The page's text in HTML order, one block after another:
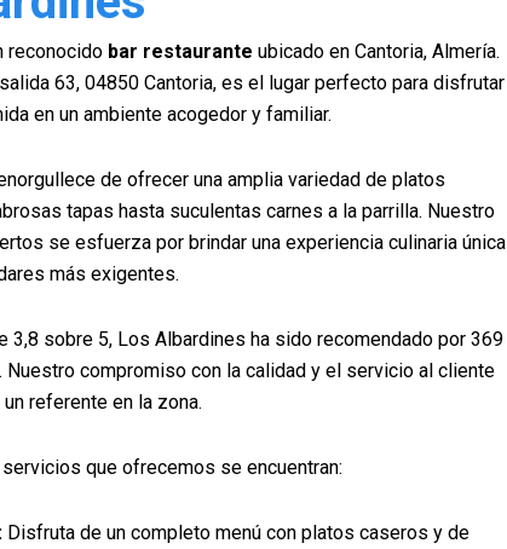
reconocido bar restaurante ubicado en Cantoria, Almería.
63, 04850 Cantoria, es el lugar perfecto para disfrutar
en un ambiente acogedor y familiar.
de ofrecer una amplia variedad de platos
tapas hasta suculentas carnes a la parrilla. Nuestro
se esfuerza por brindar una experiencia culinaria única
más exigentes.
3,8 sobre 5, Los Albardines ha sido recomendado por 369
compromiso con la calidad y el servicio al cliente
referente en la zona.
que ofrecemos se encuentran:
Disfruta de un completo menú con platos caseros y de